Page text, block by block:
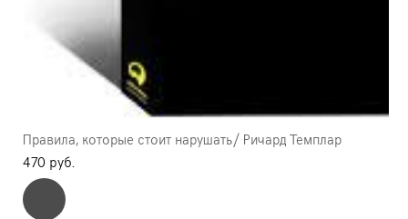
Правила, которые стоит нарушать/ Ричард Темплар
470 pуб.